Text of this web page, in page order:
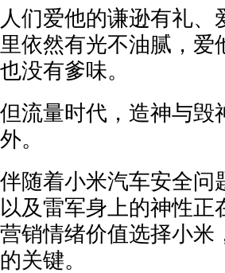
人们爱他的谦逊有礼
里依然有光不油腻，
也没有爹味。
但流量时代，造神与毁
外。
伴随着小米汽车安全问
以及雷军身上的神性正
营销情绪价值选择小米
的关键。